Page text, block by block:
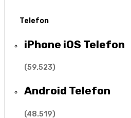
Telefon
iPhone iOS Telefon
(59.523)
Android Telefon
(48.519)